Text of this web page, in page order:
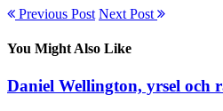
Previous Post Next Post
You Might Also Like
Daniel Wellington, yrsel och